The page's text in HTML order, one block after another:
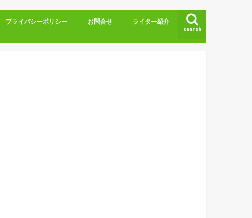
search
プライバシーポリシー お問合せ ライター紹介